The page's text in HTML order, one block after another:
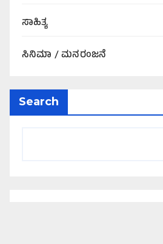
ಸಾಹಿತ್ಯ
ಸಿನಿಮಾ / ಮನರಂಜನೆ
Search